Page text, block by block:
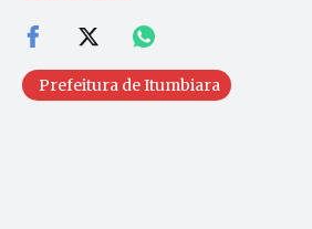
Prefeitura de Itumbiara